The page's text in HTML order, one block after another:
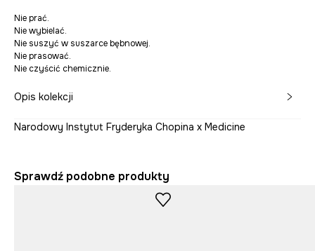
Nie prać.
Nie wybielać.
Nie suszyć w suszarce bębnowej.
Nie prasować.
Nie czyścić chemicznie.
Opis kolekcji
Narodowy Instytut Fryderyka Chopina x Medicine
Sprawdź podobne produkty